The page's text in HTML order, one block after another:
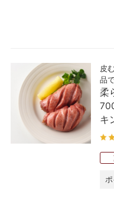
皮
品
柔
キ